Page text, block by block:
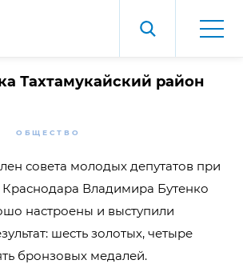
Тахтамукайский район
ОБЩЕСТВО
совета молодых депутатов при
Владимира Бутенко
настроены и выступили
шесть золотых, четыре
бронзовых медалей.